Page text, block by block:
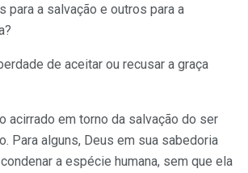
para a salvação e outros para a
de aceitar ou recusar a graça
acirrado em torno da salvação do ser
Para alguns, Deus em sua sabedoria
a espécie humana, sem que ela